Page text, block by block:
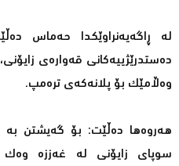
لە ڕاگەیەنراوێكدا حەماس
دەستدرێژییەكانی قەوارەی
وەڵامێك بۆ پلانەكەی ترەمپ.
هەروەها دەڵێت: بۆ گەیشتن
سوپای زایۆنی لە غەززە وەك